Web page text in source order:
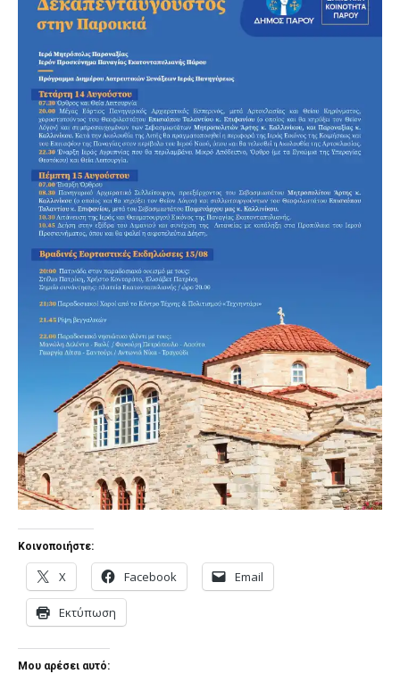
Κοινοποιήστε:
X Facebook Email
Εκτύπωση
Μου αρέσει αυτό: